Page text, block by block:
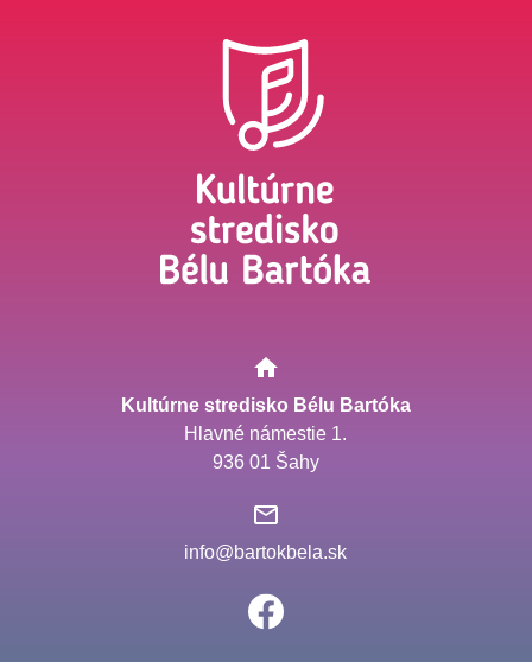
Kultúrne stredisko Bélu Bartóka
Hlavné námestie 1.
936 01 Šahy
info@bartokbela.sk